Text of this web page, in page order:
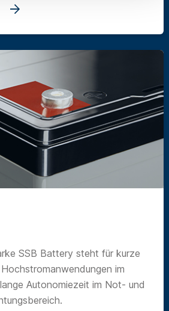
SSB Battery steht für kurze
im
Autonomiezeit im Not- und